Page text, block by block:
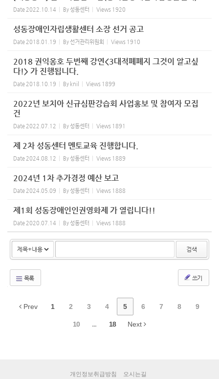
Date 2022.10.14 By성동센터 Views 1920
성동장애인자립생활센터 소장 선거 공고
Date 2018.01.19 By선거관리위원회 Views 1910
2018 권익옹호 두번째 강연<3대적폐폐지 그것이 알고싶
다!> 가 진행됩니다.
Date 2018.10.19 By knil Views 1899
2022년 보치아 신규심판강습회 사업홍보 및 참여자 모집
건
Date 2022.07.12 By성동센터 Views 1891
제 2차 성동센터 멘토교육 진행합니다.
Date 2024.08.12 By성동센터 Views 1889
2024년 1차 추가경정 예산 보고
Date 2024.05.09 By성동센터 Views 1888
제1회 성동장애인인권영화제 가 열립니다!!
Date 2020.07.14 By성동센터 Views 1888
검색
목록 쓰기
Prev 1 2 3 4 5 6 7 8 9
10 ... 18 Next
개인정보취급방침 오시는길